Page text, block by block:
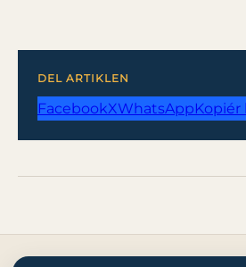
DEL ARTIKLEN
FacebookXWhatsAppKopiér